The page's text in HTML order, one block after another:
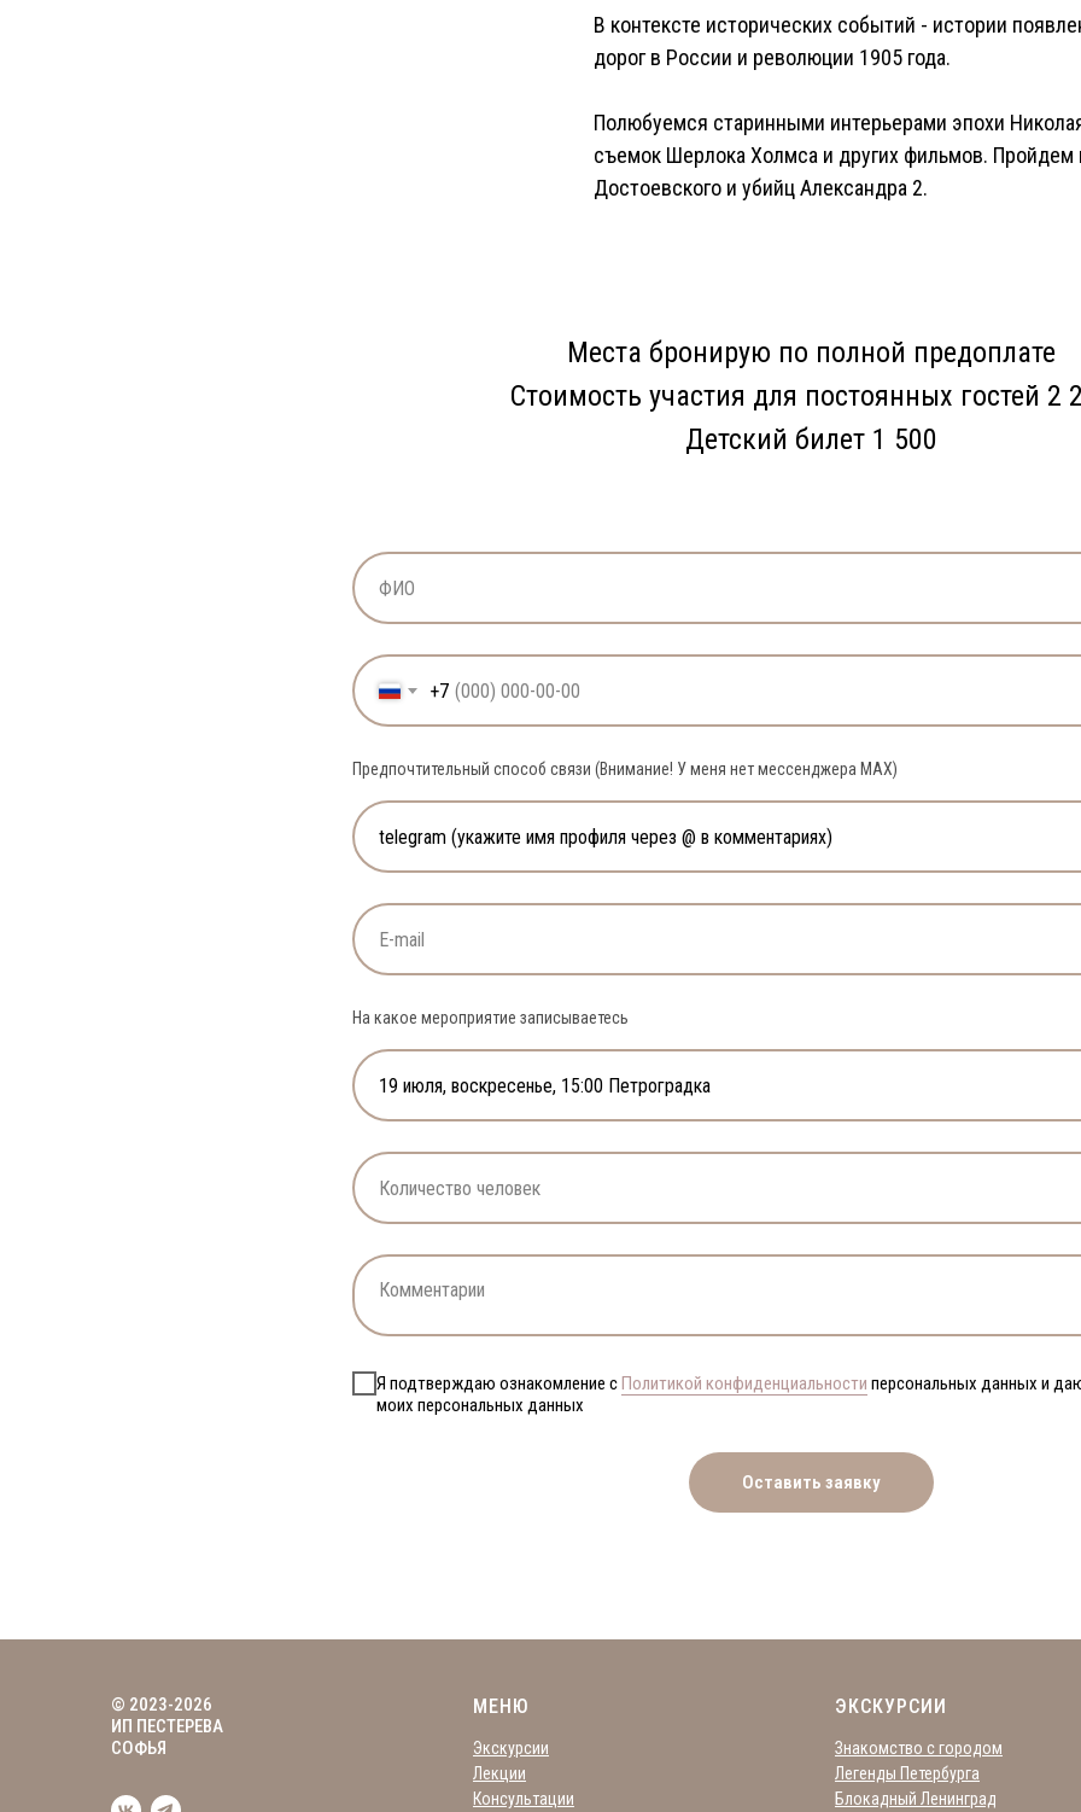
В контексте исторических событий - истории
дорог в России и революции 1905 года.
Полюбуемся старинными интерьерами эпохи
съемок Шерлока Холмса и других фильмов. Пройдем
Достоевского и убийц Александра 2.
Места бронирую по полной предоплате
Стоимость участия для постоянных гостей 2
Детский билет 1 500
+7
Предпочтительный способ связи (Внимание! У меня нет мессенджера MAX)
На какое мероприятие записываетесь
Я подтверждаю ознакомление сПолитикой конфиденциальности персональных данных и
моих персональных данных
Оставить заявку
© 2023-2026
ИП ПЕСТЕРЕВА
СОФЬЯ
МЕНЮ
Экскурсии
Лекции
Консультации
ЭКСКУРСИИ
Знакомство с городом
Легенды Петербурга
Блокадный Ленинград